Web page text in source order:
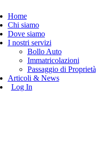
Home
Chi siamo
Dove siamo
I nostri servizi
Bollo Auto
Immatricolazioni
Passaggio di Proprietà
Articoli & News
Log In